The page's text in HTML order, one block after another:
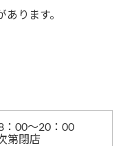
ります。
：00～20：00
第閉店